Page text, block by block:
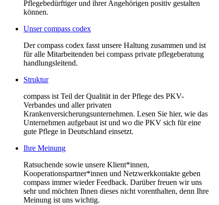
Pflegebedürftiger und ihrer Angehörigen positiv gestalten
können.
Unser compass codex
Der compass codex fasst unsere Haltung zusammen und ist
für alle Mitarbeitenden bei compass private pflegeberatung
handlungsleitend.
Struktur
compass ist Teil der Qualität in der Pflege des PKV-
Verbandes und aller privaten
Krankenversicherungsunternehmen. Lesen Sie hier, wie das
Unternehmen aufgebaut ist und wo die PKV sich für eine
gute Pflege in Deutschland einsetzt.
Ihre Meinung
Ratsuchende sowie unsere Klient*innen,
Kooperationspartner*innen und Netzwerkkontakte geben
compass immer wieder Feedback. Darüber freuen wir uns
sehr und möchten Ihnen dieses nicht vorenthalten, denn Ihre
Meinung ist uns wichtig.